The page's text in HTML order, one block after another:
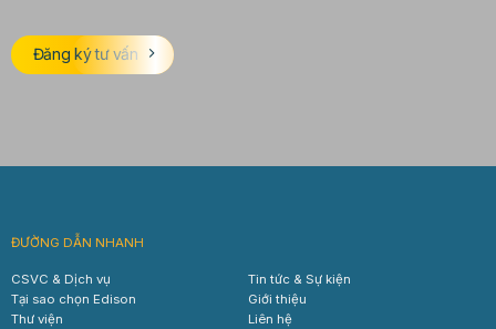
Đăng ký tư vấn
ĐƯỜNG DẪN NHANH
CSVC & Dịch vụ
Tin tức & Sự kiện
Tại sao chọn Edison
Giới thiệu
Thư viện
Liên hệ